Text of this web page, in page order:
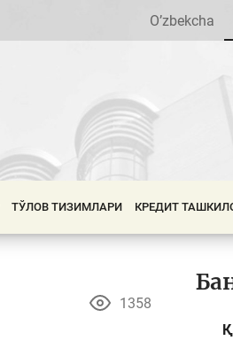
O’zbekcha
ТЎЛОВ ТИЗИМЛАРИ КРЕДИТ
1358